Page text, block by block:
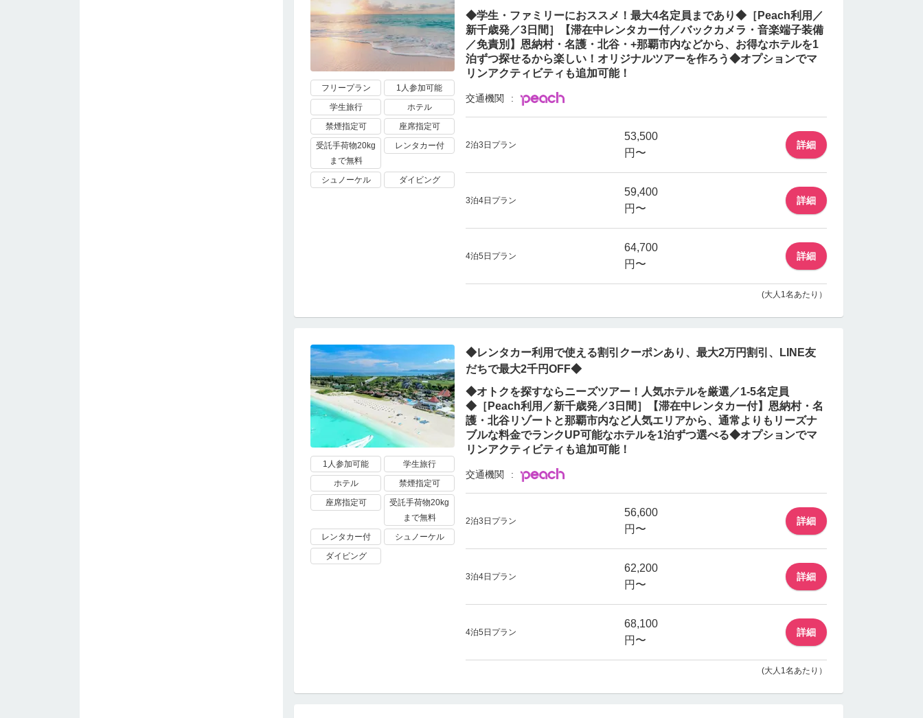
フリープラン
1人参加可能
学生旅行
ホテル
禁煙指定可
座席指定可
受託手荷物20kg
まで無料
レンタカー付
シュノーケル ダイビング
◆学生・ファミリーにおススメ！最大4名定員まであり◆［Peach利用／
新千歳発／3日間］【滞在中レンタカー付／バックカメラ・音楽端子装備
／免責別】恩納村・名護・北谷・+那覇市内などから、お得なホテルを1
泊ずつ探せるから楽しい！オリジナルツアーを作ろう◆オプションでマ
リンアクティビティも追加可能！
交通機関
2泊3日プラン
53,500
円〜
詳細
3泊4日プラン
59,400
円〜
詳細
4泊5日プラン
64,700
円〜
詳細
(大人1名あたり）
1人参加可能
学生旅行
ホテル
禁煙指定可
座席指定可
受託手荷物20kg
まで無料
レンタカー付
シュノーケル
ダイビング
◆レンタカー利用で使える割引クーポンあり、最大2万円割引、LINE友
だちで最大2千円OFF◆
◆オトクを探すならニーズツアー！人気ホテルを厳選／1-5名定員
◆［Peach利用／新千歳発／3日間］【滞在中レンタカー付】恩納村・名
護・北谷リゾートと那覇市内など人気エリアから、通常よりもリーズナ
ブルな料金でランクUP可能なホテルを1泊ずつ選べる◆オプションでマ
リンアクティビティも追加可能！
交通機関
2泊3日プラン
56,600
円〜
詳細
3泊4日プラン
62,200
円〜
詳細
4泊5日プラン
68,100
円〜
詳細
(大人1名あたり）